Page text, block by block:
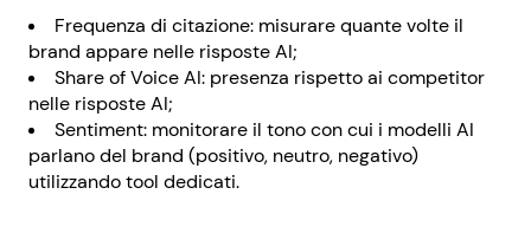
Frequenza di citazione: misurare quante volte il
brand appare nelle risposte AI;
Share of Voice AI: presenza rispetto ai competitor
nelle risposte AI;
Sentiment: monitorare il tono con cui i modelli AI
parlano del brand (positivo, neutro, negativo)
utilizzando tool dedicati.